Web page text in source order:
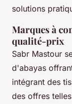
solutions
Marques à
qualité-prix
Sabr Mastour
d'abayas
intégrant des
des offres